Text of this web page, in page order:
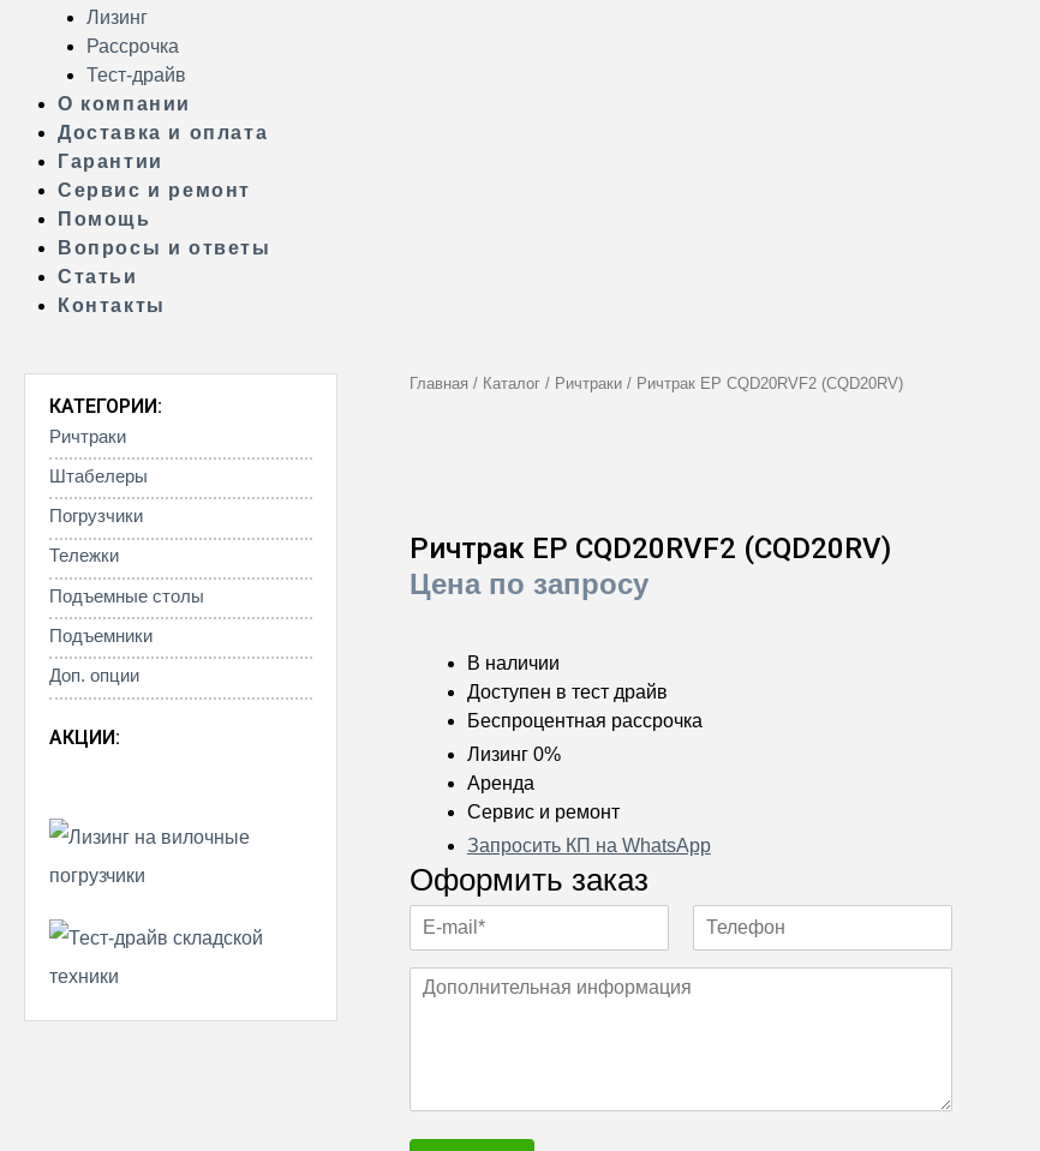
Лизинг
Рассрочка
Тест-драйв
О компании
Доставка и оплата
Гарантии
Сервис и ремонт
Помощь
Вопросы и ответы
Статьи
Контакты
КАТЕГОРИИ:
Ричтраки
Штабелеры
Погрузчики
Тележки
Подъемные столы
Подъемники
Доп. опции
АКЦИИ:
Главная / Каталог/ Ричтраки/ Ричтрак EP CQD20RVF2 (CQD20RV)
Ричтрак EP CQD20RVF2 (CQD20RV)
Цена по запросу
В наличии
Доступен в тест драйв
Беспроцентная рассрочка
Лизинг 0%
Аренда
Сервис и ремонт
Запросить КП на WhatsApp
Оформить заказ